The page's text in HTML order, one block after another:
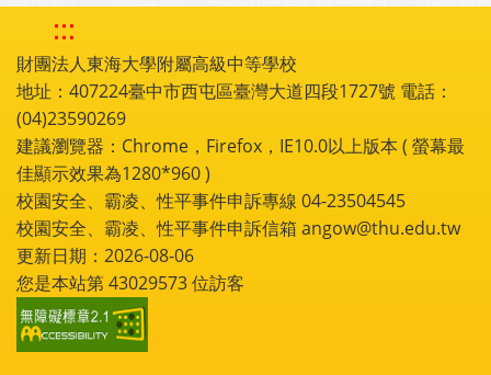
:::
財團法人東海大學附屬高級中等學校
地址：407224臺中市西屯區臺灣大道四段1727號 電話：
(04)23590269
建議瀏覽器：Chrome，Firefox，IE10.0以上版本 ( 螢幕最
佳顯示效果為1280*960 )
校園安全、霸凌、性平事件申訴專線 04-23504545
校園安全、霸凌、性平事件申訴信箱 angow@thu.edu.tw
更新日期：2026-08-06
您是本站第43029573位訪客